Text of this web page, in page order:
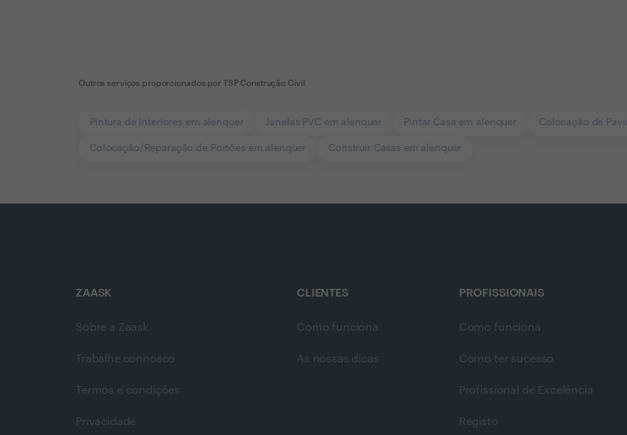
Outros serviços proporcionados por TSP Construção Civil
Pintura de Interiores em alenquer Janelas PVC em alenquer Pintar Casa em alenquer Colocação de
Colocação/Reparação de Portões em alenquer Construir Casas em alenquer
ZAASK
Sobre a Zaask
Trabalhe connosco
Termos e condições
Privacidade
CLIENTES
Como funciona
As nossas dicas
PROFISSIONAIS
Como funciona
Como ter sucesso
Profissional de Excelência
Registo